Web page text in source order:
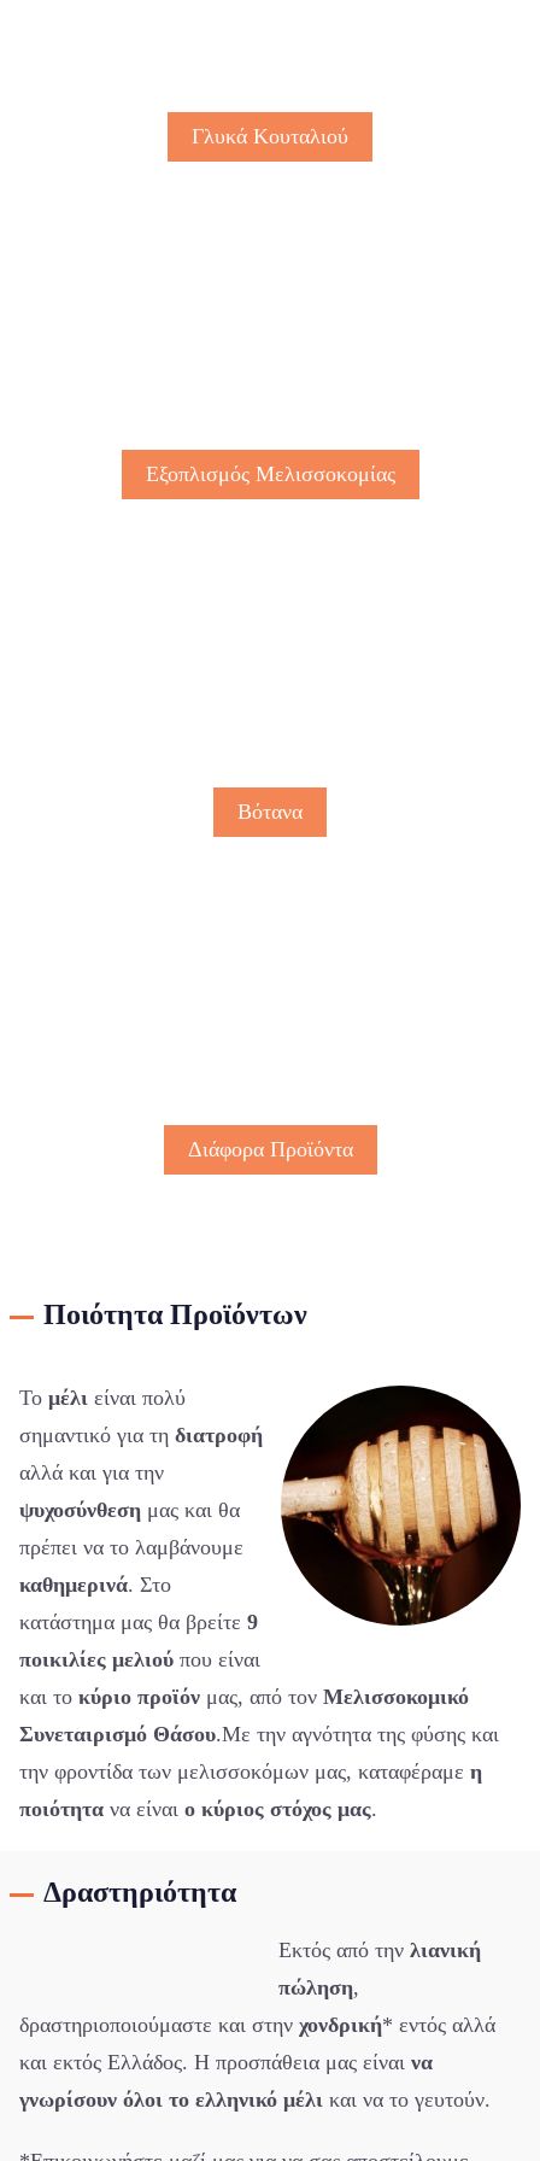
Γλυκά Κουταλιού
Εξοπλισμός Μελισσοκομίας
Βότανα
Διάφορα Προϊόντα
Ποιότητα Προϊόντων
Το μέλι είναι πολύ
σημαντικό για τη διατροφή
αλλά και για την
ψυχοσύνθεση μας και θα
πρέπει να το λαμβάνουμε
καθημερινά. Στο
κατάστημα μας θα βρείτε 9
ποικιλίες μελιού που είναι
και το κύριο προϊόν μας, από τον Μελισσοκομικό
Συνεταιρισμό Θάσου.Με την αγνότητα της φύσης και
την φροντίδα των μελισσοκόμων μας, καταφέραμε η
ποιότητα να είναι ο κύριος στόχος μας.
Δραστηριότητα
Εκτός από την λιανική
πώληση,
δραστηριοποιούμαστε και στην χονδρική* εντός αλλά
και εκτός Ελλάδος. Η προσπάθεια μας είναι να
γνωρίσουν όλοι το ελληνικό μέλι και να το γευτούν.